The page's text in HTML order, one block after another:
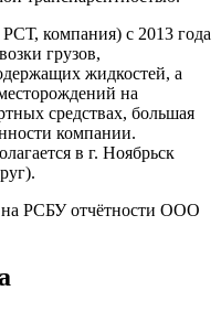
компания) с 2013 года
грузов,
жидкостей, а
на
средствах, большая
компании.
в г. Ноябрьск
на РСБУ отчётности ООО